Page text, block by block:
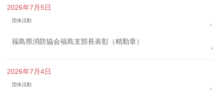
2026年7月5日
団体活動
福島県消防協会福島支部長表彰（精勤章）
2026年7月4日
団体活動